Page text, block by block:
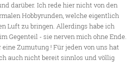
darüber. Ich rede hier nicht von den
Hobbyrunden, welche eigentlich
Luft zu bringen. Allerdings habe ich
Gegenteil - sie nerven mich ohne Ende.
Zumutung ! Für jeden von uns hat
auch nicht bereit sinnlos und völlig